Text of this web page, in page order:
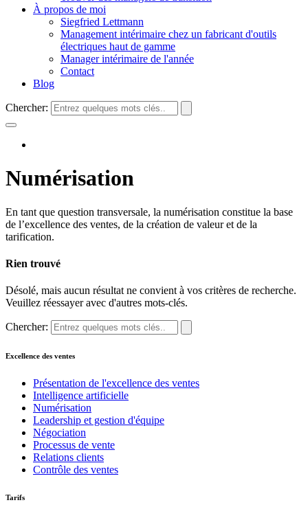
À propos de moi
Siegfried Lettmann
Management intérimaire chez un fabricant d'outils
électriques haut de gamme
Manager intérimaire de l'année
Contact
Blog
Chercher:
Numérisation
En tant que question transversale, la numérisation constitue la base
de l’excellence des ventes, de la création de valeur et de la
tarification.
Rien trouvé
Désolé, mais aucun résultat ne convient à vos critères de recherche.
Veuillez réessayer avec d'autres mots-clés.
Chercher:
Excellence des ventes
Présentation de l'excellence des ventes
Intelligence artificielle
Numérisation
Leadership et gestion d'équipe
Négociation
Processus de vente
Relations clients
Contrôle des ventes
Tarifs